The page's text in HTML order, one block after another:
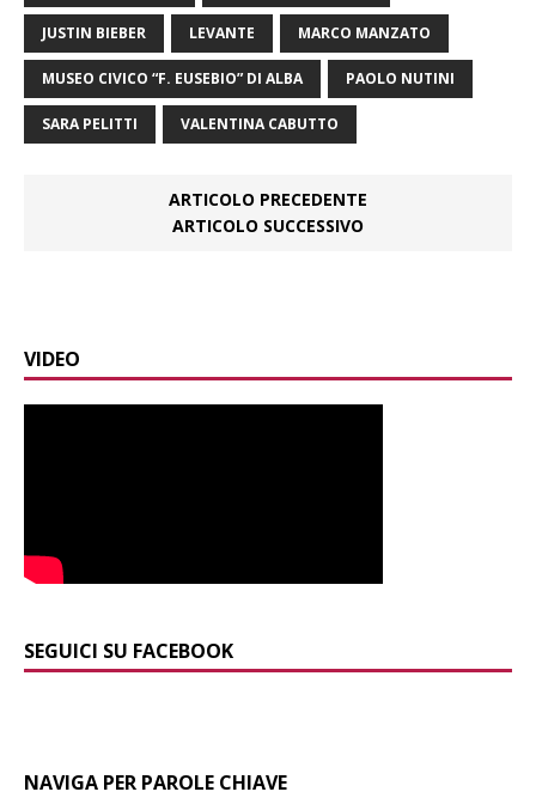
JUSTIN BIEBER LEVANTE MARCO MANZATO
MUSEO CIVICO “F. EUSEBIO” DI ALBA PAOLO NUTINI
SARA PELITTI VALENTINA CABUTTO
ARTICOLO PRECEDENTE
ARTICOLO SUCCESSIVO
VIDEO
SEGUICI SU FACEBOOK
NAVIGA PER PAROLE CHIAVE